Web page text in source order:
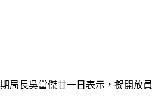
長吳當傑廿一日表示，擬開放